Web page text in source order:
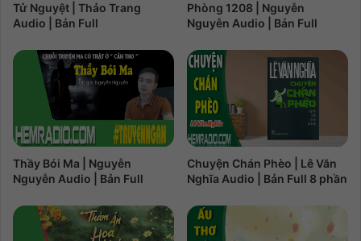
Tử Nguyệt | Thảo Trang
Audio | Bản Full
Phòng 1208 | Nguyễn
Nguyễn Audio | Bản Full
Thầy Bói Ma | Nguyễn
Nguyễn Audio | Bản Full
Chuyện Chán Phèo | Lê Văn
Nghĩa Audio | Bản Full 8 phần